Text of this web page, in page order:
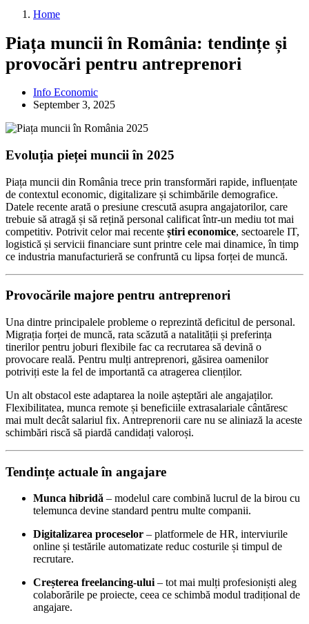
Home
Piața muncii în România: tendințe și
provocări pentru antreprenori
Info Economic
September 3, 2025
Evoluția pieței muncii în 2025
Piața muncii din România trece prin transformări rapide, influențate
de contextul economic, digitalizare și schimbările demografice.
Datele recente arată o presiune crescută asupra angajatorilor, care
trebuie să atragă și să rețină personal calificat într-un mediu tot mai
competitiv. Potrivit celor mai recente știri economice, sectoarele IT,
logistică și servicii financiare sunt printre cele mai dinamice, în timp
ce industria manufacturieră se confruntă cu lipsa forței de muncă.
Provocările majore pentru antreprenori
Una dintre principalele probleme o reprezintă deficitul de personal.
Migrația forței de muncă, rata scăzută a natalității și preferința
tinerilor pentru joburi flexibile fac ca recrutarea să devină o
provocare reală. Pentru mulți antreprenori, găsirea oamenilor
potriviți este la fel de importantă ca atragerea clienților.
Un alt obstacol este adaptarea la noile așteptări ale angajaților.
Flexibilitatea, munca remote și beneficiile extrasalariale cântăresc
mai mult decât salariul fix. Antreprenorii care nu se aliniază la aceste
schimbări riscă să piardă candidați valoroși.
Tendințe actuale în angajare
Munca hibridă – modelul care combină lucrul de la birou cu
telemunca devine standard pentru multe companii.
Digitalizarea proceselor – platformele de HR, interviurile
online și testările automatizate reduc costurile și timpul de
recrutare.
Creșterea freelancing-ului– tot mai mulți profesioniști aleg
colaborările pe proiecte, ceea ce schimbă modul tradițional de
angajare.